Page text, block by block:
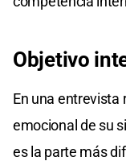
Objetivo
En una entrevista
emocional de su
es la parte más